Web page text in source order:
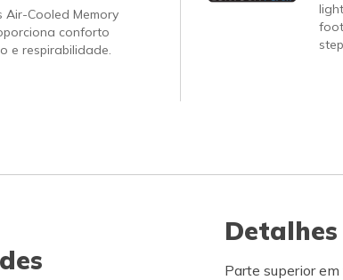
Air-Cooled Memory
conforto
e respirabilidade.
Parte superior